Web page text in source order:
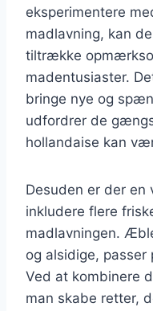
eksperimentere
madlavning, kan
tiltrække
madentusiaster.
bringe nye og
udfordrer de
hollandaise kan
Desuden er der en
inkludere flere
madlavningen.
og alsidige,
Ved at kombinere
man skabe retter,